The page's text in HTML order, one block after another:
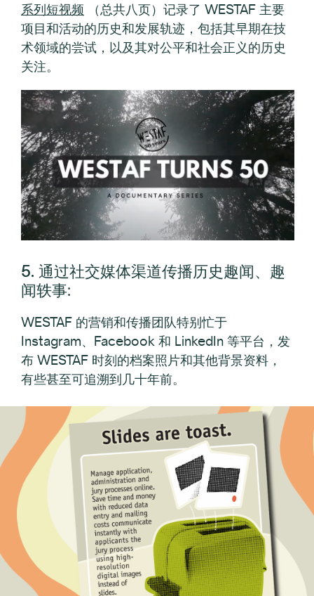
系列短视频 （总共八页）记录了 WESTAF 主要
项目和活动的历史和发展轨迹，包括其早期在技
术领域的尝试，以及其对公平和社会正义的历史
关注。
5. 通过社交媒体渠道传播历史趣闻、趣
闻轶事:
WESTAF 的营销和传播团队特别忙于
Instagram、Facebook 和 LinkedIn 等平台，发
布 WESTAF 时刻的档案照片和其他背景资料，
有些甚至可追溯到几十年前。